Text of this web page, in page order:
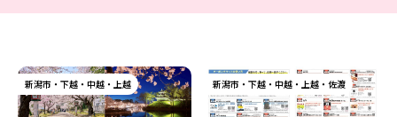
佐渡
長岡市・閉店
上越市・開店
上越市・閉店
ラーメン・開店
ラーメン・閉店
スイーツ ランチ
スポーツ
にいがた酒の陣・新潟
習い事・塾 アパレル・雑貨
フィットネス・ジム
セツコママ ランキング 新潟人
キャンペーン
開店まとめ
閉店まとめ 人気記事まとめ
定食まとめ
ファッション 生活サービス
新潟市・下越・中越・上越 新潟市・下越・中越・上越・佐渡